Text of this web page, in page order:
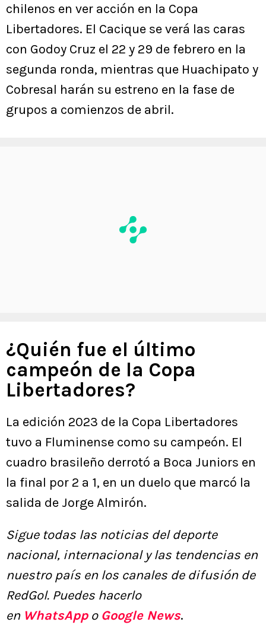
chilenos en ver acción en la Copa
Libertadores. El Cacique se verá las caras
con Godoy Cruz el 22 y 29 de febrero en la
segunda ronda, mientras que Huachipato y
Cobresal harán su estreno en la fase de
grupos a comienzos de abril.
¿Quién fue el último
campeón de la Copa
Libertadores?
La edición 2023 de la Copa Libertadores
tuvo a Fluminense como su campeón. El
cuadro brasileño derrotó a Boca Juniors en
la final por 2 a 1, en un duelo que marcó la
salida de Jorge Almirón.
Sigue todas las noticias del deporte
nacional, internacional y las tendencias en
nuestro país en los canales de difusión de
RedGol. Puedes hacerlo
en WhatsAppo Google News.